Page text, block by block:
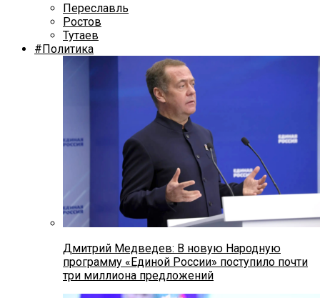
Переславль
Ростов
Тутаев
#Политика
Дмитрий Медведев: В новую Народную
программу «Единой России» поступило почти
три миллиона предложений